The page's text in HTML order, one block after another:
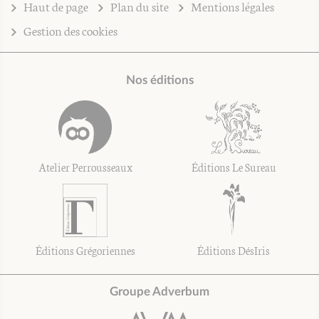
Haut de page Plan du site
Mentions légales
Gestion des cookies
Nos éditions
Atelier Perrousseaux Éditions Le Sureau
Éditions Grégoriennes Éditions DésIris
Groupe Adverbum